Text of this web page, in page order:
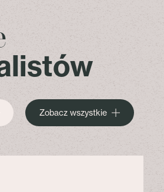
Zobacz wszystkie